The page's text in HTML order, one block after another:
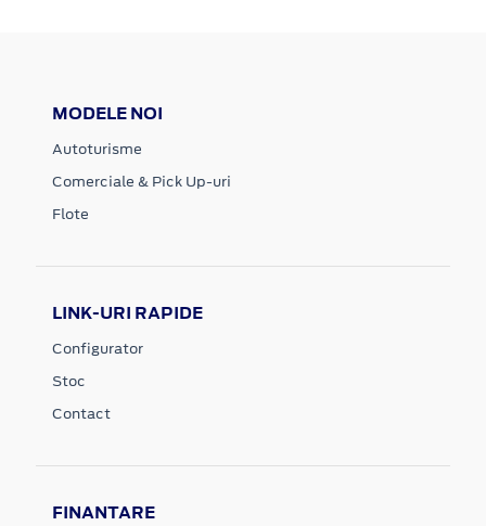
MODELE NOI
Autoturisme
Comerciale & Pick Up-uri
Flote
LINK-URI RAPIDE
Configurator
Stoc
Contact
FINANTARE